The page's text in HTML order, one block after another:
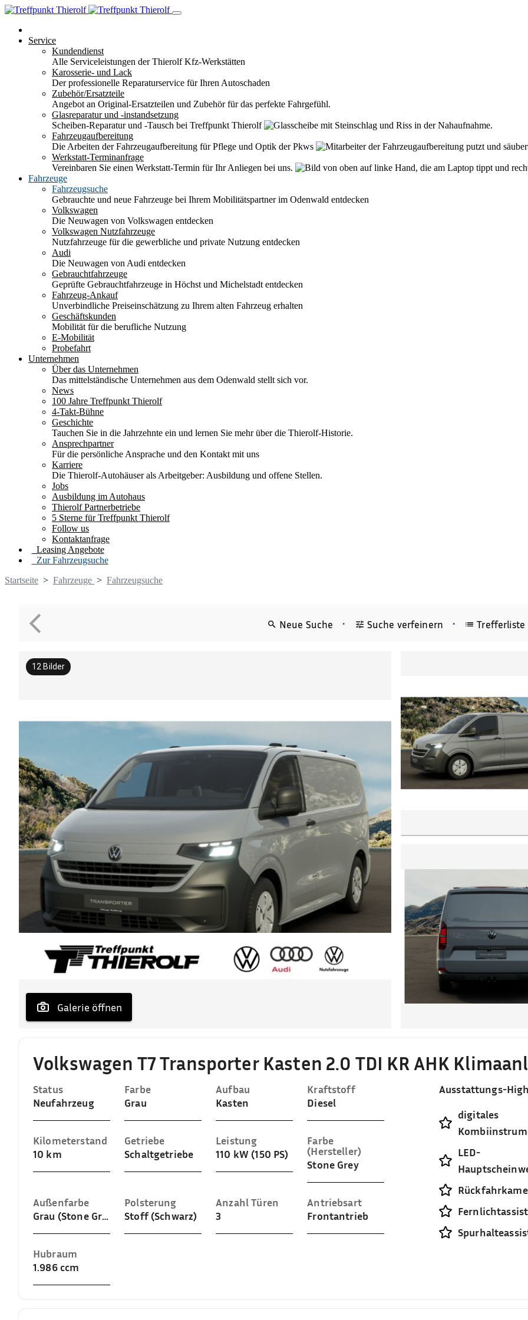
Service
Kundendienst
Alle Serviceleistungen der Thierolf Kfz-Werkstätten
Karosserie- und Lack
Der professionelle Reparaturservice für Ihren Autoschaden
Zubehör/Ersatzteile
Angebot an Original-Ersatzteilen und Zubehör für das perfekte Fahrgefühl.
Glasreparatur und -instandsetzung
Scheiben-Reparatur und -Tausch bei Treffpunkt Thierolf
Fahrzeugaufbereitung
Die Arbeiten der Fahrzeugaufbereitung für Pflege und Optik der Pkws
Werkstatt-Terminanfrage
Vereinbaren Sie einen Werkstatt-Termin für Ihr Anliegen bei uns.
Fahrzeuge
Fahrzeugsuche
Gebrauchte und neue Fahrzeuge bei Ihrem Mobilitätspartner im Odenwald entdecken
Volkswagen
Die Neuwagen von Volkswagen entdecken
Volkswagen Nutzfahrzeuge
Nutzfahrzeuge für die gewerbliche und private Nutzung entdecken
Audi
Die Neuwagen von Audi entdecken
Gebrauchtfahrzeuge
Geprüfte Gebrauchtfahrzeuge in Höchst und Michelstadt entdecken
Fahrzeug-Ankauf
Unverbindliche Preiseinschätzung zu Ihrem alten Fahrzeug erhalten
Geschäftskunden
Mobilität für die berufliche Nutzung
E-Mobilität
Probefahrt
Unternehmen
Über das Unternehmen
Das mittelständische Unternehmen aus dem Odenwald stellt sich vor.
News
100 Jahre Treffpunkt Thierolf
4-Takt-Bühne
Geschichte
Tauchen Sie in die Jahrzehnte ein und lernen Sie mehr über die Thierolf-Historie.
Ansprechpartner
Für die persönliche Ansprache und den Kontakt mit uns
Karriere
Die Thierolf-Autohäuser als Arbeitgeber: Ausbildung und offene Stellen.
Jobs
Ausbildung im Autohaus
Thierolf Partnerbetriebe
5 Sterne für Treffpunkt Thierolf
Follow us
Kontaktanfrage
Leasing Angebote
Zur Fahrzeugsuche
Startseite > Fahrzeuge > Fahrzeugsuche
Neue Suche • Suche verfeinern • Trefferliste
Galerie öffnen
12 Bilder
Volkswagen T7 Transporter Kasten 2.0 TDI KR AHK
Status
Neufahrzeug
Farbe
Grau
Aufbau
Kasten
Kraftstoff
Diesel
Kilometerstand
10 km
Getriebe
Schaltgetriebe
Leistung
110 kW (150 PS)
Farbe
(Hersteller)
Stone Grey
Außenfarbe
Grau (Stone Grey)
Polsterung
Stoff (Schwarz)
Anzahl Türen
3
Antriebsart
Frontantrieb
Hubraum
1.986 ccm
Ausstattungs-
digitales
LED-